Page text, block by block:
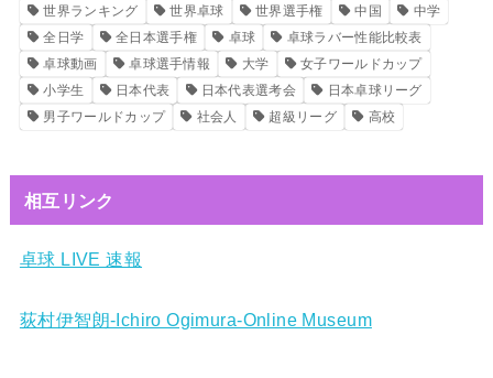
世界ランキング
世界卓球 世界選手権 中国
中学
全日学
全日本選手権 卓球
卓球ラバー性能比較表
卓球動画
卓球選手情報 大学
女子ワールドカップ
小学生
日本代表 日本代表選考会
日本卓球リーグ
男子ワールドカップ
社会人 超級リーグ 高校
相互リンク
卓球 LIVE 速報
荻村伊智朗-Ichiro Ogimura-Online Museum